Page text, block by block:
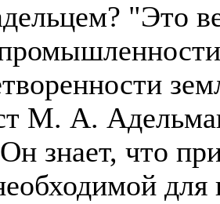
"Это
М. А.
знает, что
для